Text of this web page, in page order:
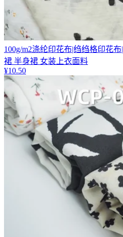
100g/m2涤纶印花布|绉绉格印花
裙 半身裙 女装上衣面料
¥10.50